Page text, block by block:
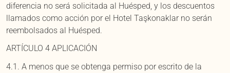
diferencia no será solicitada al Huésped, y los descuentos
llamados como acción por el Hotel Taşkonaklar no serán
reembolsados al Huésped.
ARTÍCULO 4 APLICACIÓN
4.1. A menos que se obtenga permiso por escrito de la